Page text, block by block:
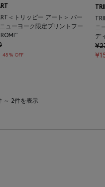
＜トリッピー アート＞ バー
ューヨーク限定プリントフー
45% OFF
ニ
デ
～ 2件を表示